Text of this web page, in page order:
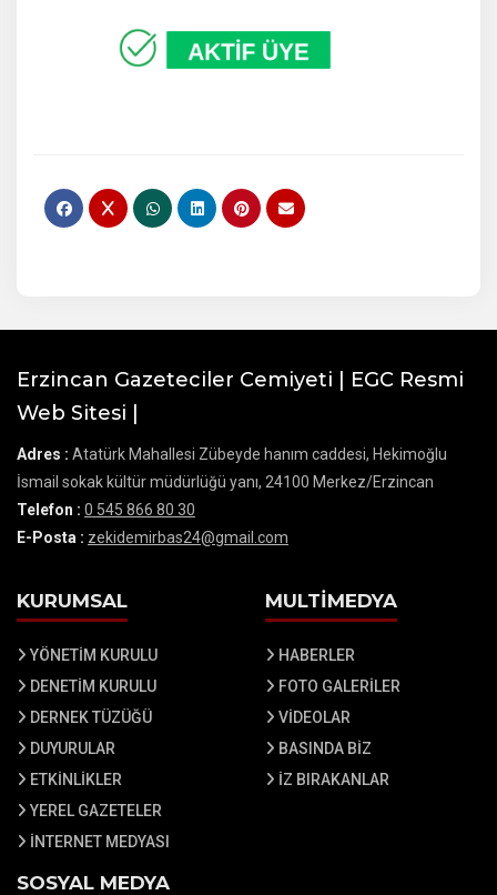
Erzincan Gazeteciler Cemiyeti | EGC Resmi
Web Sitesi |
Adres : Atatürk Mahallesi Zübeyde hanım caddesi, Hekimoğlu
İsmail sokak kültür müdürlüğü yanı, 24100 Merkez/Erzincan
Telefon : 0 545 866 80 30
E-Posta : zekidemirbas24@gmail.com
KURUMSAL
YÖNETİM KURULU
DENETİM KURULU
DERNEK TÜZÜĞÜ
DUYURULAR
ETKİNLİKLER
YEREL GAZETELER
İNTERNET MEDYASI
MULTİMEDYA
HABERLER
FOTO GALERİLER
VİDEOLAR
BASINDA BİZ
İZ BIRAKANLAR
SOSYAL MEDYA